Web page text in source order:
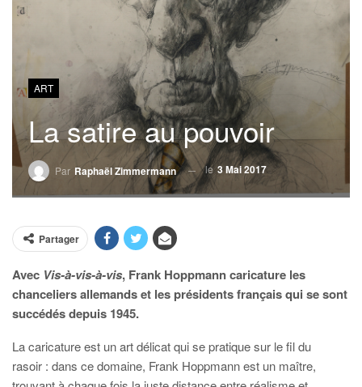
ART
La satire au pouvoir
Par Raphaël Zimmermann le 3 Mai 2017
Partager
Avec Vis-à-vis-à-vis, Frank Hoppmann caricature les
chanceliers allemands et les présidents français qui se sont
succédés depuis 1945.
La caricature est un art délicat qui se pratique sur le fil du
rasoir : dans ce domaine, Frank Hoppmann est un maître,